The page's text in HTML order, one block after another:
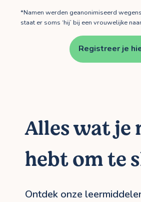
*Namen werden geanonimiseerd
staat er soms ‘hij’ bij een vrouwelijke
Registreer je
Alles wat je
hebt om te
Ontdek onze